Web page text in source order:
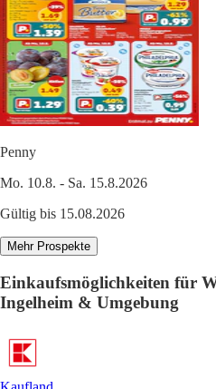
Penny
Mo. 10.8. - Sa. 15.8.2026
Gültig bis 15.08.2026
Mehr Prospekte
Einkaufsmöglichkeiten für
Ingelheim & Umgebung